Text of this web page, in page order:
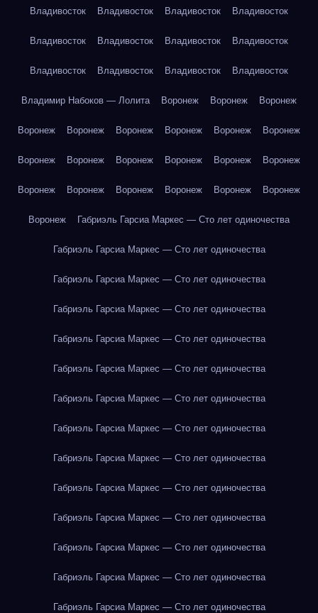
Владивосток Владивосток Владивосток Владивосток
Владивосток Владивосток Владивосток Владивосток
Владивосток Владивосток Владивосток Владивосток
Владимир Набоков — Лолита Воронеж Воронеж Воронеж
Воронеж Воронеж Воронеж Воронеж Воронеж Воронеж
Воронеж Воронеж Воронеж Воронеж Воронеж Воронеж
Воронеж Воронеж Воронеж Воронеж Воронеж Воронеж
Воронеж Габриэль Гарсиа Маркес — Сто лет одиночества
Габриэль Гарсиа Маркес — Сто лет одиночества
Габриэль Гарсиа Маркес — Сто лет одиночества
Габриэль Гарсиа Маркес — Сто лет одиночества
Габриэль Гарсиа Маркес — Сто лет одиночества
Габриэль Гарсиа Маркес — Сто лет одиночества
Габриэль Гарсиа Маркес — Сто лет одиночества
Габриэль Гарсиа Маркес — Сто лет одиночества
Габриэль Гарсиа Маркес — Сто лет одиночества
Габриэль Гарсиа Маркес — Сто лет одиночества
Габриэль Гарсиа Маркес — Сто лет одиночества
Габриэль Гарсиа Маркес — Сто лет одиночества
Габриэль Гарсиа Маркес — Сто лет одиночества
Габриэль Гарсиа Маркес — Сто лет одиночества